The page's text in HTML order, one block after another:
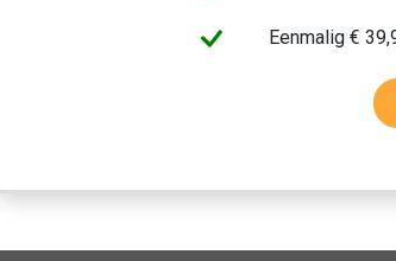
Eenmalig €